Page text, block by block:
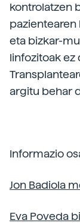
kontrolatzen
eta bizkar-
linfozitoak
argitu behar
Informazio
Jon Badiola
Eva Poveda